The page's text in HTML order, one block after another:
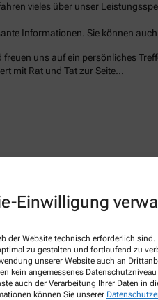
Einwilligung
der Website technisch erforderlich
zu gestalten und fortlaufend zu
unserer Website auch an
kein angemessenes
auch der Verarbeitung Ihrer Daten in
können Sie unserer
vieles über unser
Informationen. Sie können
uns auf ein persönliches
mit Rat und Tat zur Seite…
Beratung
Allergien
Asthma